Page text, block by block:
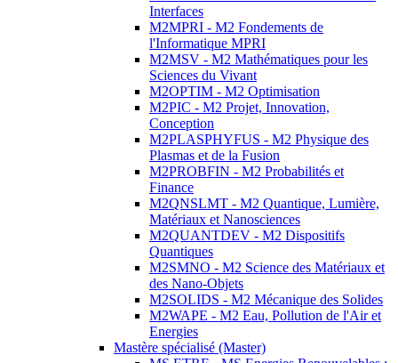
Interfaces
M2MPRI - M2 Fondements de
l'Informatique MPRI
M2MSV - M2 Mathématiques pour les
Sciences du Vivant
M2OPTIM - M2 Optimisation
M2PIC - M2 Projet, Innovation,
Conception
M2PLASPHYFUS - M2 Physique des
Plasmas et de la Fusion
M2PROBFIN - M2 Probabilités et
Finance
M2QNSLMT - M2 Quantique, Lumière,
Matériaux et Nanosciences
M2QUANTDEV - M2 Dispositifs
Quantiques
M2SMNO - M2 Science des Matériaux et
des Nano-Objets
M2SOLIDS - M2 Mécanique des Solides
M2WAPE - M2 Eau, Pollution de l'Air et
Energies
Mastère spécialisé (Master)